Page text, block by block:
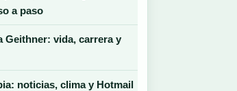
a paso
Geithner: vida, carrera y
noticias, clima y Hotmail